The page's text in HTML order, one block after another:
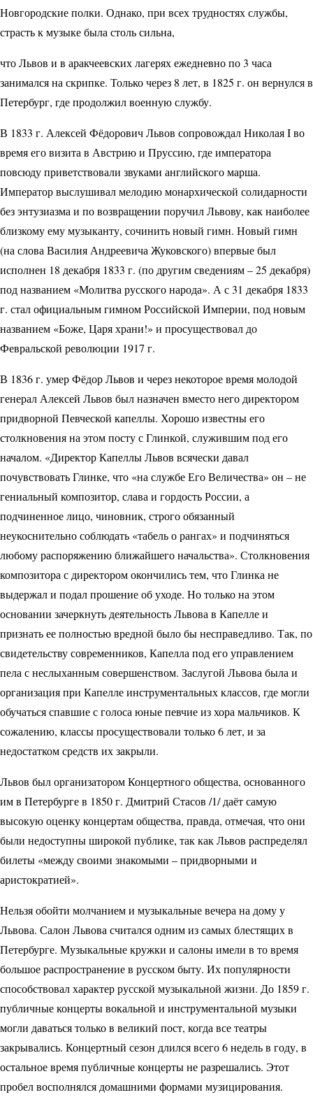
Новгородские полки. Однако, при всех трудностях службы,
страсть к музыке была столь сильна,
что Львов и в аракчеевских лагерях ежедневно по 3 часа
занимался на скрипке. Только через 8 лет, в 1825 г. он вернулся в
Петербург, где продолжил военную службу.
В 1833 г. Алексей Фёдорович Львов сопровождал Николая I во
время его визита в Австрию и Пруссию, где императора
повсюду приветствовали звуками английского марша.
Император выслушивал мелодию монархической солидарности
без энтузиазма и по возвращении поручил Львову, как наиболее
близкому ему музыканту, сочинить новый гимн. Новый гимн
(на слова Василия Андреевича Жуковского) впервые был
исполнен 18 декабря 1833 г. (по другим сведениям – 25 декабря)
под названием «Молитва русского народа». А с 31 декабря 1833
г. стал официальным гимном Российской Империи, под новым
названием «Боже, Царя храни!» и просуществовал до
Февральской революции 1917 г.
В 1836 г. умер Фёдор Львов и через некоторое время молодой
генерал Алексей Львов был назначен вместо него директором
придворной Певческой капеллы. Хорошо известны его
столкновения на этом посту с Глинкой, служившим под его
началом. «Директор Капеллы Львов всячески давал
почувствовать Глинке, что «на службе Его Величества» он – не
гениальный композитор, слава и гордость России, а
подчиненное лицо, чиновник, строго обязанный
неукоснительно соблюдать «табель о рангах» и подчиняться
любому распоряжению ближайшего начальства». Столкновения
композитора с директором окончились тем, что Глинка не
выдержал и подал прошение об уходе. Но только на этом
основании зачеркнуть деятельность Львова в Капелле и
признать ее полностью вредной было бы несправедливо. Так, по
свидетельству современников, Капелла под его управлением
пела с неслыханным совершенством. Заслугой Львова была и
организация при Капелле инструментальных классов, где могли
обучаться спавшие с голоса юные певчие из хора мальчиков. К
сожалению, классы просуществовали только 6 лет, и за
недостатком средств их закрыли.
Львов был организатором Концертного общества, основанного
им в Петербурге в 1850 г. Дмитрий Стасов /1/ даёт самую
высокую оценку концертам общества, правда, отмечая, что они
были недоступны широкой публике, так как Львов распределял
билеты «между своими знакомыми – придворными и
аристократией».
Нельзя обойти молчанием и музыкальные вечера на дому у
Львова. Салон Львова считался одним из самых блестящих в
Петербурге. Музыкальные кружки и салоны имели в то время
большое распространение в русском быту. Их популярности
способствовал характер русской музыкальной жизни. До 1859 г.
публичные концерты вокальной и инструментальной музыки
могли даваться только в великий пост, когда все театры
закрывались. Концертный сезон длился всего 6 недель в году, в
остальное время публичные концерты не разрешались. Этот
пробел восполнялся домашними формами музицирования.